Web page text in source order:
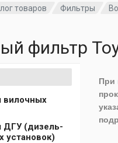
товаров Фильтры
фильтр
вилочных
ДГУ (дизель-
установок)
При